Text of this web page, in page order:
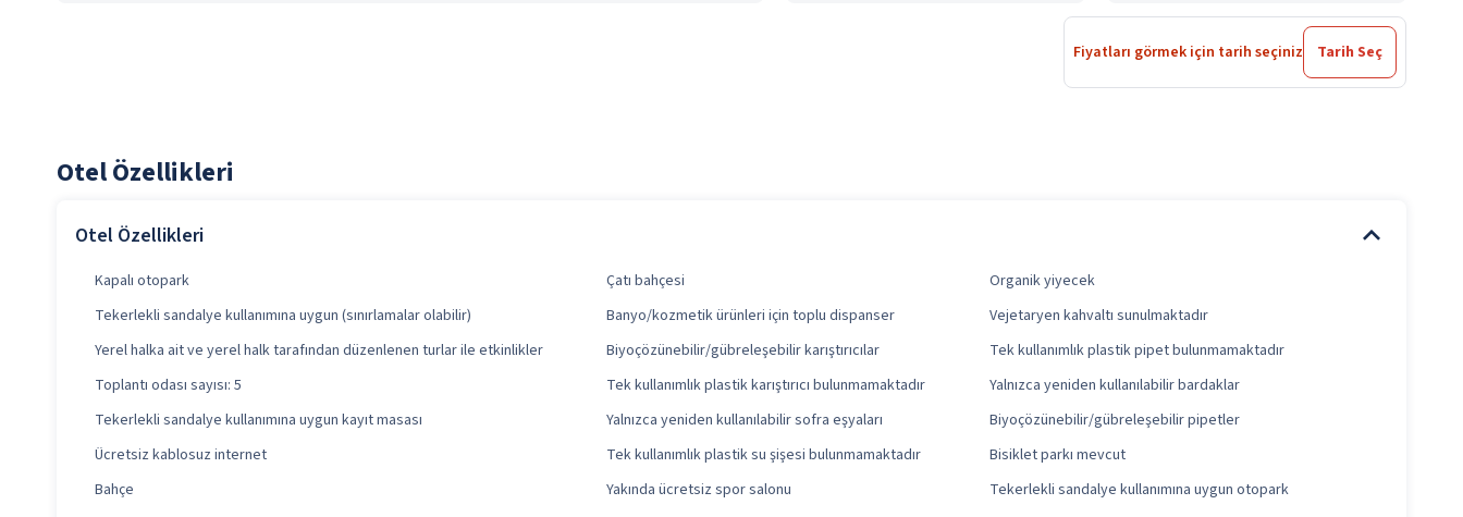
Fiyatları görmek için tarih seçiniz Tarih Seç
Otel Özellikleri
Otel Özellikleri
Kapalı otopark Çatı bahçesi
Organik yiyecek
Tekerlekli sandalye kullanımına uygun (sınırlamalar olabilir)
Banyo/kozmetik ürünleri için toplu dispanser
Vejetaryen kahvaltı sunulmaktadır
Yerel halka ait ve yerel halk tarafından düzenlenen turlar ile etkinlikler
Biyoçözünebilir/gübreleşebilir karıştırıcılar
Tek kullanımlık plastik pipet bulunmamaktadır
Toplantı odası sayısı: 5
Tek kullanımlık plastik karıştırıcı bulunmamaktadır
Yalnızca yeniden kullanılabilir bardaklar
Tekerlekli sandalye kullanımına uygun kayıt masası
Yalnızca yeniden kullanılabilir sofra eşyaları
Biyoçözünebilir/gübreleşebilir pipetler
Ücretsiz kablosuz internet
Tek kullanımlık plastik su şişesi bulunmamaktadır
Bisiklet parkı mevcut
Bahçe
Yakında ücretsiz spor salonu
Tekerlekli sandalye kullanımına uygun otopark